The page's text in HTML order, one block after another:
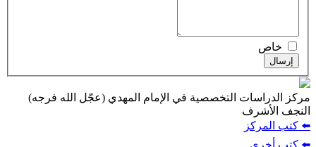
خاص
إرسال
مركز الدراسات التخصصية في الإمام المهدي (عجّل الله فرجه)
النجف الأشرف
⬅️ كتب المركز
⬅️ كتب أخرى